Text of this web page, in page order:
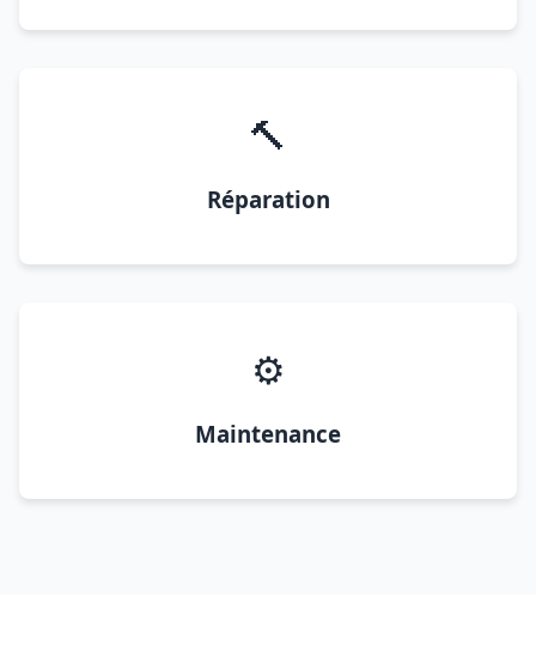
🔨
Réparation
⚙️
Maintenance